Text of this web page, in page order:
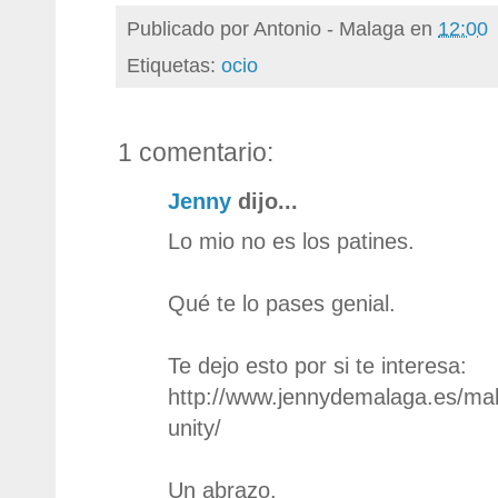
Publicado porAntonio - Malaga en 12:00
Etiquetas: ocio
1 comentario:
Jenny dijo...
Lo mio no es los patines.
Qué te lo pases genial.
Te dejo esto por si te interesa:
http://www.jennydemalaga.es/
unity/
Un abrazo.